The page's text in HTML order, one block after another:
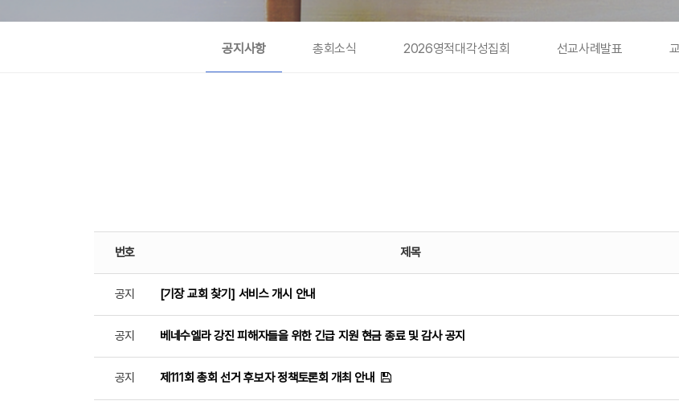
공지사항 총회소식 2026영적대각성집회 선교사례발표
번호 제목
공지 [기장 교회 찾기] 서비스 개시 안내
공지 베네수엘라 강진 피해자들을 위한 긴급 지원 현금 종료 및 감사 공지
공지 제111회 총회 선거 후보자 정책토론회 개최 안내